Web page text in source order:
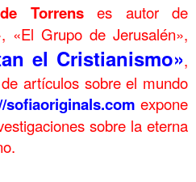
Torrenses autor de
«El Grupo de Jerusalén»,
el Cristianismo»,
artículos sobre el mundo
sofiaoriginals.com expone
sobre la eterna